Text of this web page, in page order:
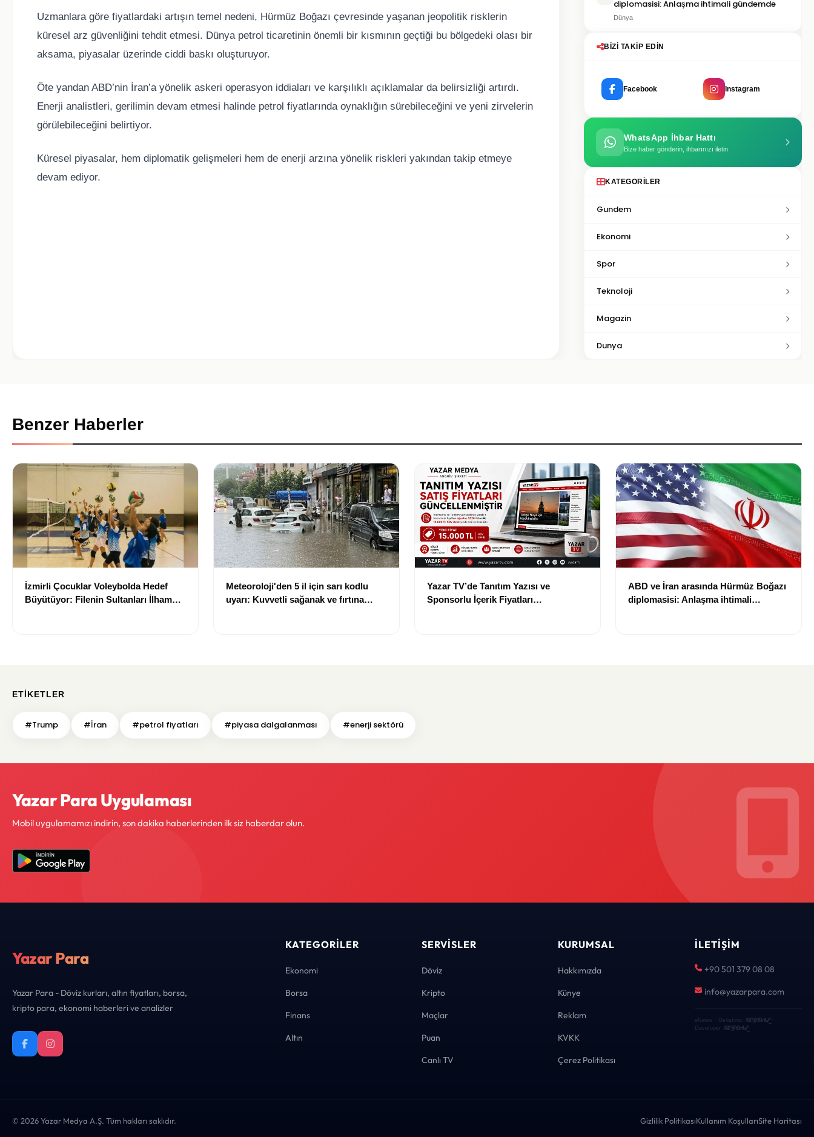
Uzmanlara göre fiyatlardaki artışın temel nedeni, Hürmüz Boğazı çevresinde yaşanan jeopolitik risklerin
küresel arz güvenliğini tehdit etmesi. Dünya petrol ticaretinin önemli bir kısmının geçtiği bu bölgedeki olası bir
aksama, piyasalar üzerinde ciddi baskı oluşturuyor.
Öte yandan ABD’nin İran’a yönelik askeri operasyon iddiaları ve karşılıklı açıklamalar da belirsizliği artırdı.
Enerji analistleri, gerilimin devam etmesi halinde petrol fiyatlarında oynaklığın sürebileceğini ve yeni zirvelerin
görülebileceğini belirtiyor.
Küresel piyasalar, hem diplomatik gelişmeleri hem de enerji arzına yönelik riskleri yakından takip etmeye
devam ediyor.
diplomasisi: Anlaşma ihtimali gündemde
Dünya
BIZI TAKIP EDIN
Facebook Instagram
WhatsApp İhbar Hattı
Bize haber gönderin, ihbarınızı iletin
KATEGORILER
Gundem
Ekonomi
Spor
Teknoloji
Magazin
Dunya
Benzer Haberler
İzmirli Çocuklar Voleybolda Hedef
Büyütüyor: Filenin Sultanları İlham
Meteoroloji'den 5 il için sarı kodlu
uyarı: Kuvvetli sağanak ve fırtına
Yazar TV’de Tanıtım Yazısı ve
Sponsorlu İçerik Fiyatları
ABD ve İran arasında Hürmüz Boğazı
diplomasisi: Anlaşma ihtimali
ETIKETLER
#Trump #İran #petrol fiyatları #piyasa dalgalanması #enerji sektörü
Yazar Para Uygulaması
Mobil uygulamamızı indirin, son dakika haberlerinden ilk siz haberdar olun.
Yazar Para
Yazar Para - Döviz kurları, altın fiyatları, borsa,
kripto para, ekonomi haberleri ve analizler
KATEGORILER
Ekonomi
Borsa
Finans
Altın
SERVISLER
Döviz
Kripto
Maçlar
Puan
Canlı TV
KURUMSAL
Hakkımızda
Künye
Reklam
KVKK
Çerez Politikası
İLETIŞIM
+90 501 379 08 08
info@yazarpara.com
eNews · Geliştirici KEYDAL·
Developer KEYDAL
© 2026 Yazar Medya A.Ş. Tüm hakları saklıdır. Gizlilik PolitikasıKullanım KoşullarıSite Haritası